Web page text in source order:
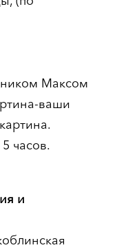
Максом
ваши
часов.
и